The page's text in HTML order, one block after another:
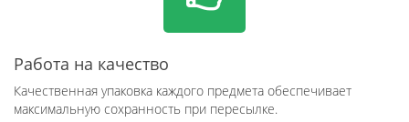
Работа на качество
Качественная упаковка каждого предмета обеспечивает
максимальную сохранность при пересылке.